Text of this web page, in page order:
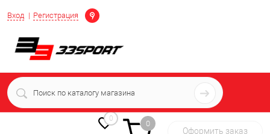
Вход Регистрация
Определение
+7 (939) 716-10-06
пн-пт 7:00-16:00 МСК
0
0
Оформить заказ